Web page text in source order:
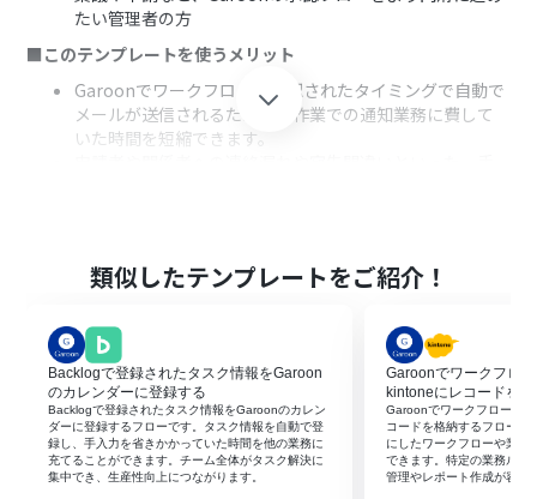
たい管理者の方
■このテンプレートを使うメリット
Garoonでワークフローが承認されたタイミングで自動で
メールが送信されるため、手作業での通知業務に費して
いた時間を短縮できます。
はじめに、GaroonをYoomと連携します。
されたら」というトリガーアクションを設定します。
最後に、オペレーションでYoomの「メールを送る」アク
ションを設定し、通知したい宛先や件名、本文などを入
力します。
※「トリガー」：フロー起動のきっかけとなるアクション、「オ
ペレーション」：トリガー起動後、フロー内で処理を行うアク
ション
類似したテンプレートをご紹介！
Backlogで登録されたタスク情報をGaroon
のカレンダーに登録する
Backlogで登録されたタスク情報をGaroonのカレン
ダーに登録するフローです。タスク情報を自動で登
録し、手入力を省きかかっていた時間を他の業務に
充てることができます。チーム全体がタスク解決に
集中でき、生産性向上につながります。‍
Garoonでワークフロ
kintoneにレコードを
Garoonでワークフローが
コードを格納するフローで
にしたワークフローや業務
できます。特定の業務ルー
管理やレポート作成が容易